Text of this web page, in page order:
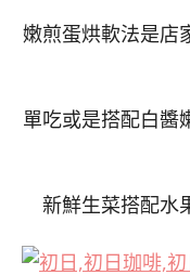
嫩煎蛋烘軟法是店
單吃或是搭配白醬
新鮮生菜搭配水